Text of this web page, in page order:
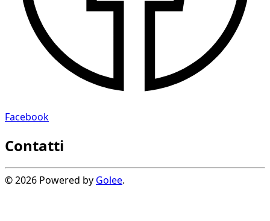
Facebook
Contatti
© 2026 Powered by Golee.